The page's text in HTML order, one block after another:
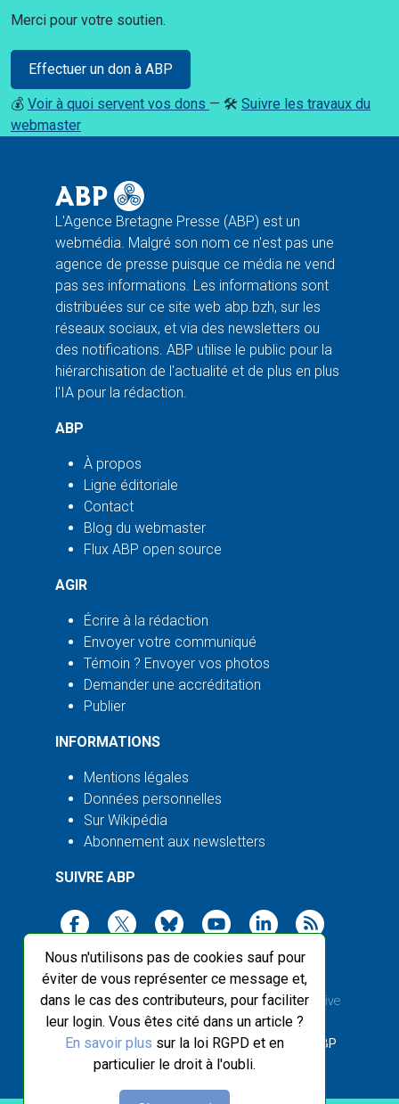
Nous n'utilisons pas de cookies sauf pour
éviter de vous représenter ce message et,
dans le cas des contributeurs, pour faciliter
leur login. Vous êtes cité dans un article ?
En savoir plus sur la loi RGPD et en
particulier le droit à l'oubli.
Merci pour votre soutien.
Effectuer un don à ABP
💰 Voir à quoi servent vos dons — 🛠️ Suivre les travaux du
webmaster
L'Agence Bretagne Presse (ABP) est un
webmédia. Malgré son nom ce n'est pas une
agence de presse puisque ce média ne vend
pas ses informations. Les informations sont
distribuées sur ce site web abp.bzh, sur les
réseaux sociaux, et via des newsletters ou
des notifications. ABP utilise le public pour la
hiérarchisation de l'actualité et de plus en plus
l'IA pour la rédaction.
ABP
À propos
Ligne éditoriale
Contact
Blog du webmaster
Flux ABP open source
AGIR
Écrire à la rédaction
Envoyer votre communiqué
Témoin ? Envoyer vos photos
Demander une accréditation
Publier
INFORMATIONS
Mentions légales
Données personnelles
Sur Wikipédia
Abonnement aux newsletters
SUIVRE ABP
2003-2026 ©Agence Bretagne Presse, sauf Creative
Commons
Front-end design :Breizhek Studio , Back-end : ABP